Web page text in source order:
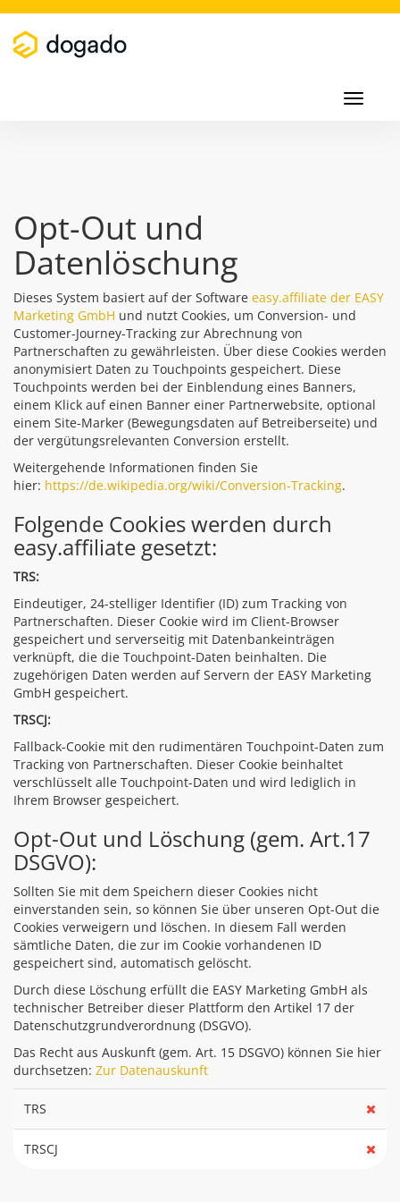
Toggle
Opt-Out und
Datenlöschung
Dieses System basiert auf der Software easy.affiliate der EASY
Marketing GmbH und nutzt Cookies, um Conversion- und
Customer-Journey-Tracking zur Abrechnung von
Partnerschaften zu gewährleisten. Über diese Cookies werden
anonymisiert Daten zu Touchpoints gespeichert. Diese
Touchpoints werden bei der Einblendung eines Banners,
einem Klick auf einen Banner einer Partnerwebsite, optional
einem Site-Marker (Bewegungsdaten auf Betreiberseite) und
der vergütungsrelevanten Conversion erstellt.
Weitergehende Informationen finden Sie
hier: https://de.wikipedia.org/wiki/Conversion-Tracking.
Folgende Cookies werden durch
easy.affiliate gesetzt:
TRS:
Eindeutiger, 24-stelliger Identifier (ID) zum Tracking von
Partnerschaften. Dieser Cookie wird im Client-Browser
gespeichert und serverseitig mit Datenbankeinträgen
verknüpft, die die Touchpoint-Daten beinhalten. Die
zugehörigen Daten werden auf Servern der EASY Marketing
GmbH gespeichert.
TRSCJ:
Fallback-Cookie mit den rudimentären Touchpoint-Daten zum
Tracking von Partnerschaften. Dieser Cookie beinhaltet
verschlüsselt alle Touchpoint-Daten und wird lediglich in
Ihrem Browser gespeichert.
Opt-Out und Löschung (gem. Art.17
DSGVO):
Sollten Sie mit dem Speichern dieser Cookies nicht
einverstanden sein, so können Sie über unseren Opt-Out die
Cookies verweigern und löschen. In diesem Fall werden
sämtliche Daten, die zur im Cookie vorhandenen ID
gespeichert sind, automatisch gelöscht.
Durch diese Löschung erfüllt die EASY Marketing GmbH als
technischer Betreiber dieser Plattform den Artikel 17 der
Datenschutzgrundverordnung (DSGVO).
Das Recht aus Auskunft (gem. Art. 15 DSGVO) können Sie hier
durchsetzen: Zur Datenauskunft
TRS
TRSCJ